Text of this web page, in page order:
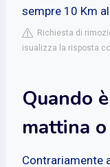
sempre 10 Km
Richiesta di
isualizza la risposta
Quando
mattina
Contrariamente